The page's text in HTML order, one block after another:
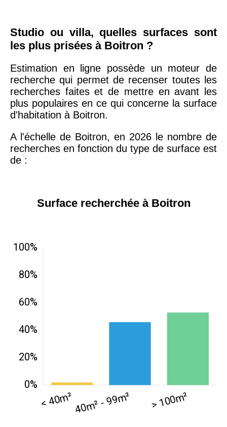
Studio ou villa, quelles surfaces sont
les plus prisées à Boitron ?
Estimation en ligne possède un moteur de
recherche qui permet de recenser toutes les
recherches faites et de mettre en avant les
plus populaires en ce qui concerne la surface
d'habitation à Boitron.
A l'échelle de Boitron, en 2026 le nombre de
recherches en fonction du type de surface est
de :
Surface recherchée à Boitron